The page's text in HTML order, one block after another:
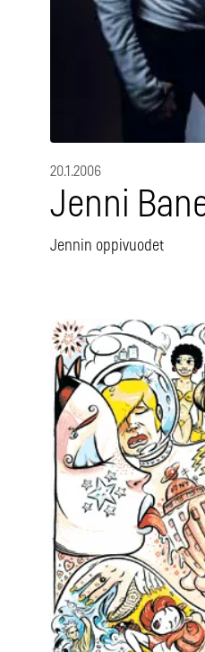
20.1.2006
Jenni
Jennin oppivuodet